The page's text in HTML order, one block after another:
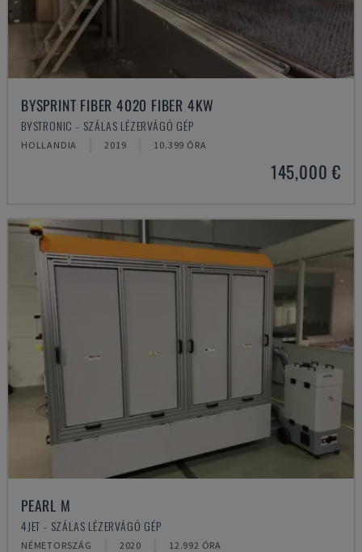
BYSPRINT FIBER 4020 FIBER 4KW
BYSTRONIC - SZÁLAS LÉZERVÁGÓ GÉP
HOLLANDIA 2019 10.399 ÓRA
145,000 €
PEARL M
4JET - SZÁLAS LÉZERVÁGÓ GÉP
NÉMETORSZÁG 2020 12.992 ÓRA